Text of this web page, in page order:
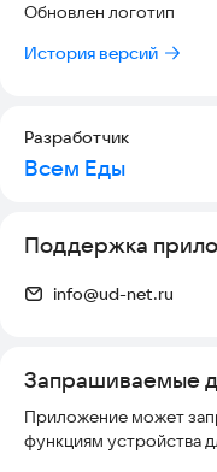
Обновлен логотип
История версий
Разработчик
Всем Еды
Поддержка
info@ud-net.ru
Запрашиваемые
Приложение может
функциям устройства